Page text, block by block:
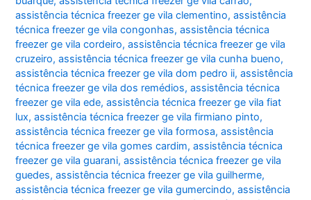
assistência técnica freezer ge vila clementino,assistência
técnica freezer ge vila congonhas,assistência técnica
freezer ge vila cordeiro,assistência técnica freezer ge vila
cruzeiro,assistência técnica freezer ge vila cunha bueno,
assistência técnica freezer ge vila dom pedro ii,assistência
técnica freezer ge vila dos remédios,assistência técnica
freezer ge vila ede,assistência técnica freezer ge vila fiat
lux,assistência técnica freezer ge vila firmiano pinto,
assistência técnica freezer ge vila formosa,assistência
técnica freezer ge vila gomes cardim,assistência técnica
freezer ge vila guarani,assistência técnica freezer ge vila
guedes,assistência técnica freezer ge vila guilherme,
assistência técnica freezer ge vila gumercindo,assistência